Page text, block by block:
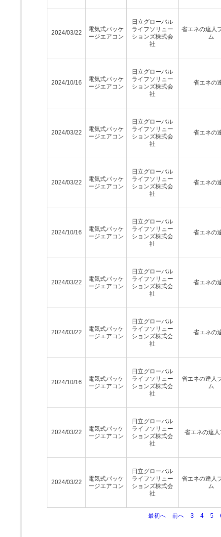
2024/03/22
電気式パッケ
ージエアコン
日立グローバル
ライフソリュー
ションズ株式会
社
省エネの達人
ム
2024/10/16
電気式パッケ
ージエアコン
日立グローバル
ライフソリュー
ションズ株式会
社
省エネの
2024/03/22
電気式パッケ
ージエアコン
日立グローバル
ライフソリュー
ションズ株式会
社
省エネの
2024/03/22
電気式パッケ
ージエアコン
日立グローバル
ライフソリュー
ションズ株式会
社
省エネの
2024/10/16
電気式パッケ
ージエアコン
日立グローバル
ライフソリュー
ションズ株式会
社
省エネの
2024/03/22
電気式パッケ
ージエアコン
日立グローバル
ライフソリュー
ションズ株式会
社
省エネの
2024/03/22
電気式パッケ
ージエアコン
日立グローバル
ライフソリュー
ションズ株式会
社
省エネの
2024/10/16
電気式パッケ
ージエアコン
日立グローバル
ライフソリュー
ションズ株式会
社
省エネの達人
ム
2024/03/22
電気式パッケ
ージエアコン
日立グローバル
ライフソリュー
ションズ株式会
社
省エネの達人
2024/03/22
電気式パッケ
ージエアコン
日立グローバル
ライフソリュー
ションズ株式会
社
省エネの達人
ム
最初へ 前へ 3 4 5